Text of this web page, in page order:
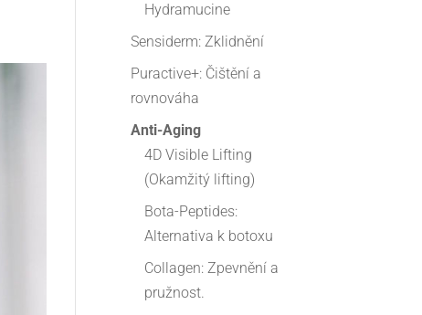
Hydramucine
Sensiderm: Zklidnění
Puractive+: Čištění a
rovnováha
Anti-Aging
4D Visible Lifting
(Okamžitý lifting)
Bota-Peptides:
Alternativa k botoxu
Collagen: Zpevnění a
pružnost.